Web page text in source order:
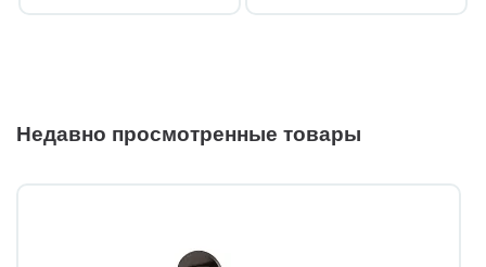
Недавно просмотренные товары